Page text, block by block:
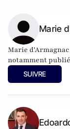
Marie
Marie
notamment
SUIVRE